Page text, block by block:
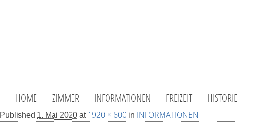
HOME ZIMMER INFORMATIONEN FREIZEIT HISTORIE
Published 1. Mai 2020 at 1920 × 600 in INFORMATIONEN